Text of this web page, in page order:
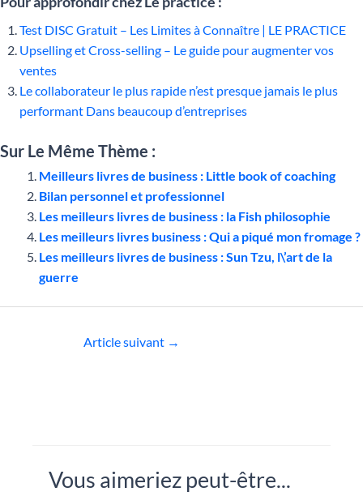
Test DISC Gratuit – Les Limites à Connaître | LE PRACTICE
Upselling et Cross-selling – Le guide pour augmenter vos
ventes
Le collaborateur le plus rapide n’est presque jamais le plus
performant Dans beaucoup d’entreprises
Sur Le Même Thème :
Meilleurs livres de business : Little book of coaching
Bilan personnel et professionnel
Les meilleurs livres de business : la Fish philosophie
Les meilleurs livres business : Qui a piqué mon fromage ?
Les meilleurs livres de business : Sun Tzu, l\’art de la
guerre
Article suivant →
Vous aimeriez peut-être...